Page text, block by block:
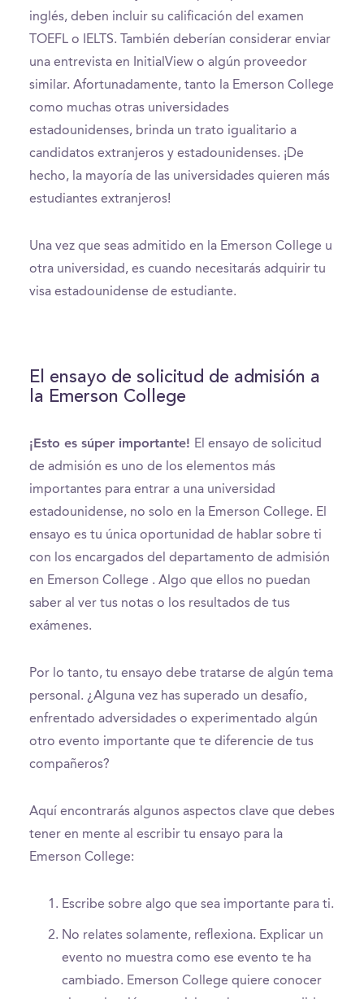
inglés, deben incluir su calificación del examen
TOEFL o IELTS. También deberían considerar enviar
una entrevista en InitialView o algún proveedor
similar. Afortunadamente, tanto la Emerson College
como muchas otras universidades
estadounidenses, brinda un trato igualitario a
candidatos extranjeros y estadounidenses. ¡De
hecho, la mayoría de las universidades quieren más
estudiantes extranjeros!
Una vez que seas admitido en la Emerson College u
otra universidad, es cuando necesitarás adquirir tu
visa estadounidense de estudiante.
El ensayo de solicitud de admisión a
la Emerson College
¡Esto es súper importante! El ensayo de solicitud
de admisión es uno de los elementos más
importantes para entrar a una universidad
estadounidense, no solo en la Emerson College. El
ensayo es tu única oportunidad de hablar sobre ti
con los encargados del departamento de admisión
en Emerson College . Algo que ellos no puedan
saber al ver tus notas o los resultados de tus
exámenes.
Por lo tanto, tu ensayo debe tratarse de algún tema
personal. ¿Alguna vez has superado un desafío,
enfrentado adversidades o experimentado algún
otro evento importante que te diferencie de tus
compañeros?
Aquí encontrarás algunos aspectos clave que debes
tener en mente al escribir tu ensayo para la
Emerson College:
Escribe sobre algo que sea importante para ti.
No relates solamente, reflexiona. Explicar un
evento no muestra como ese evento te ha
cambiado. Emerson College quiere conocer